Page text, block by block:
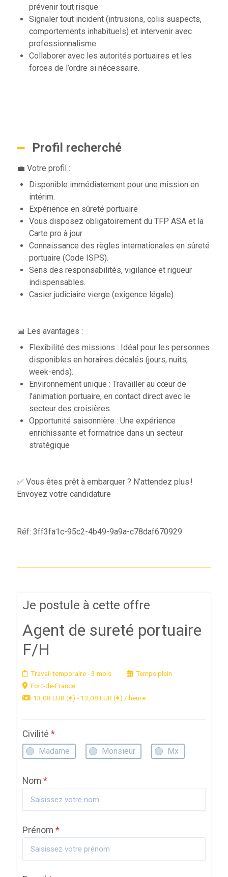
prévenir tout risque.
Signaler tout incident (intrusions, colis suspects,
comportements inhabituels) et intervenir avec
professionnalisme.
Collaborer avec les autorités portuaires et les
forces de l’ordre si nécessaire.
Profil recherché
💼 Votre profil :
Disponible immédiatement pour une mission en
intérim.
Expérience en sûreté portuaire
Vous disposez obligatoirement du TFP ASA et la
Carte pro à jour
Connaissance des règles internationales en sûreté
portuaire (Code ISPS).
Sens des responsabilités, vigilance et rigueur
indispensables.
Casier judiciaire vierge (exigence légale).
📅 Les avantages :
Flexibilité des missions : Idéal pour les personnes
disponibles en horaires décalés (jours, nuits,
week-ends).
Environnement unique : Travailler au cœur de
l’animation portuaire, en contact direct avec le
secteur des croisières.
Opportunité saisonnière : Une expérience
enrichissante et formatrice dans un secteur
stratégique
✅ Vous êtes prêt à embarquer ? N’attendez plus !
Envoyez votre candidature
Réf: 3ff3fa1c-95c2-4b49-9a9a-c78daf670929
Je postule à cette offre
Agent de sureté portuaire
F/H
Travail temporaire- 3 mois
Temps plein
Fort-de-France
13,08 EUR (€) - 13,08 EUR (€) / heure
Civilité *
Madame Monsieur Mx
Nom *
Prénom *